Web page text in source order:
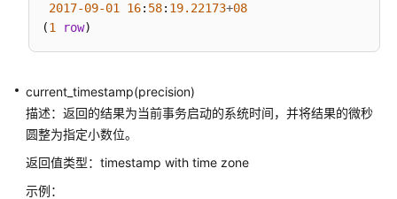
触
发
器
2017-09-01 16: 58: 19.22173+08
(1 row
current_timestamp(precision)
描述：返回的结果为当前事务启动的系统时间，并将结果的微秒
圆整为指定小数位。
返回值类型：timestamp with time zone
示例：